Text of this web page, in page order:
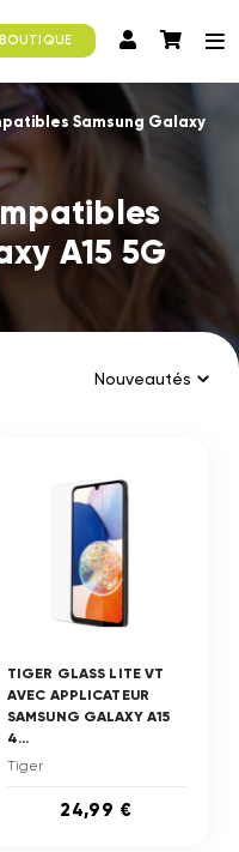
BOUTIQUE
Samsung Galaxy
A15 5G
TIGER GLASS LITE VT
AVEC APPLICATEUR
SAMSUNG GALAXY A15
4...
Tiger
24,99 €